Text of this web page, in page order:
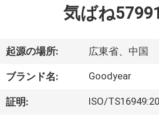
ダ
ク
ト
気ばね
起源の場所: 広東省、中国
ブランド名: Goodyear
証明: ISO/